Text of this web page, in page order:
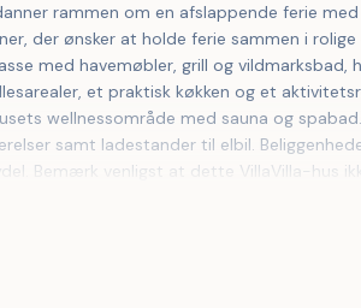
rammen om en afslappende ferie
der ønsker at holde ferie sammen i
med havemøbler, grill og vildmarksbad,
et praktisk køkken og et
wellnessområde med sauna og
samt ladestander til elbil.
Bemærk venligst at dette VillaVilla-hus